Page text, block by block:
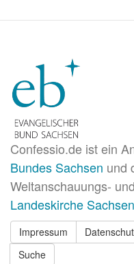
Confessio.de ist ein
Bundes Sachsen und
Weltanschauungs-
Landeskirche
Impressum
Suche